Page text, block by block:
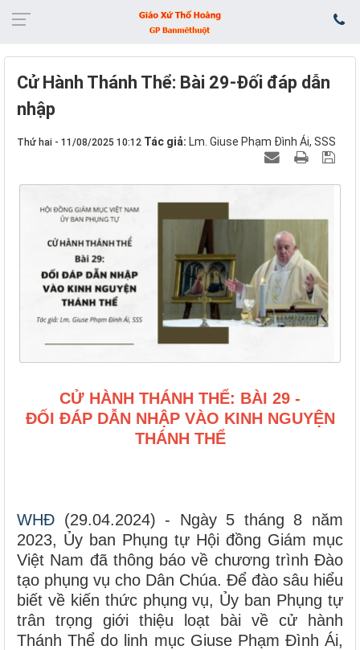
Cử Hành Thánh Thể: Bài 29-Đối đáp dẫn
nhập
Thứ hai - 11/08/2025 10:12 Tác giả: Lm. Giuse Phạm Đình Ái, SSS
CỬ HÀNH THÁNH THỂ: BÀI 29 -
ĐỐI ĐÁP DẪN NHẬP VÀO KINH NGUYỆN
THÁNH THỂ
WHĐ (29.04.2024) - Ngày 5 tháng 8 năm
2023, Ủy ban Phụng tự Hội đồng Giám mục
Việt Nam đã thông báo về chương trình Đào
tạo phụng vụ cho Dân Chúa. Để đào sâu hiểu
biết về kiến thức phụng vụ, Ủy ban Phụng tự
trân trọng giới thiệu loạt bài về cử hành
Thánh Thể do linh mục Giuse Phạm Đình Ái,